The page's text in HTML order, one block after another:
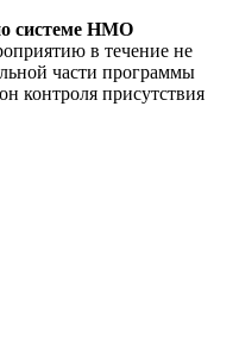
системе НМO
в течение не
части программы
контроля присутствия